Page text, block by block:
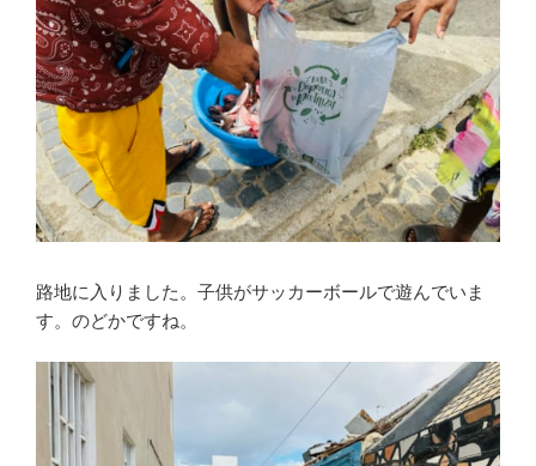
路地に入りました。子供がサッカーボールで遊んでいま
す。のどかですね。